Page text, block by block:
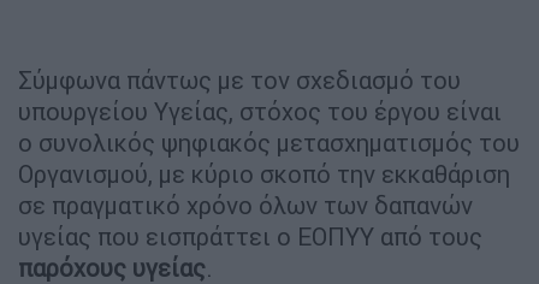
Σύμφωνα πάντως με τον σχεδιασμό του
υπουργείου Υγείας, στόχος του έργου είναι
ο συνολικός ψηφιακός μετασχηματισμός του
Οργανισμού, με κύριο σκοπό την εκκαθάριση
σε πραγματικό χρόνο όλων των δαπανών
υγείας που εισπράττει ο ΕΟΠΥΥ από τους
παρόχους υγείας.